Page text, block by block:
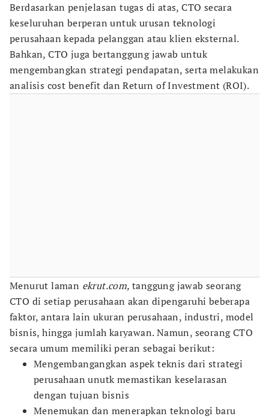
Berdasarkan penjelasan tugas di atas, CTO secara
keseluruhan berperan untuk urusan teknologi
perusahaan kepada pelanggan atau klien eksternal.
Bahkan, CTO juga bertanggung jawab untuk
mengembangkan strategi pendapatan, serta melakukan
analisis cost benefit dan Return of Investment (ROI).
Menurut laman ekrut.com,tanggung jawab seorang
CTO di setiap perusahaan akan dipengaruhi beberapa
faktor, antara lain ukuran perusahaan, industri, model
bisnis, hingga jumlah karyawan. Namun, seorang CTO
secara umum memiliki peran sebagai berikut:
Mengembangangkan aspek teknis dari strategi
perusahaan unutk memastikan keselarasan
dengan tujuan bisnis
Menemukan dan menerapkan teknologi baru